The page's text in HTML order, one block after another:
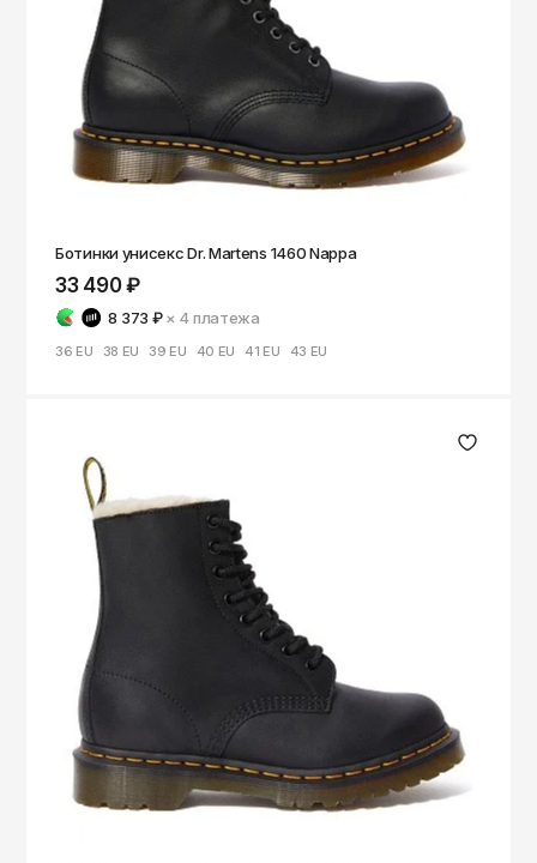
Ботинки унисекс Dr. Martens 1460 Nappa
33 490 ₽
8 373 ₽ × 4платежа
36 EU 38 EU 39 EU 40 EU 41 EU 43 EU